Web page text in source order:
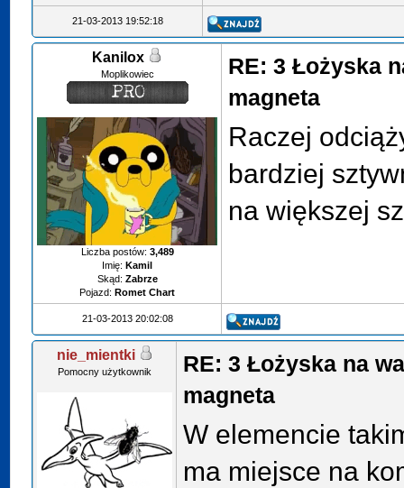
21-03-2013 19:52:18
Kanilox
Moplikowiec
Liczba postów: 3,489
Imię: Kamil
Skąd: Zabrze
Pojazd: Romet Chart
RE: 3 Łożyska
magneta
Raczej
bardziej
na większej
21-03-2013 20:02:08
nie_mientki
Pomocny użytkownik
RE: 3 Łożyska na
magneta
W elemencie
ma miejsce na